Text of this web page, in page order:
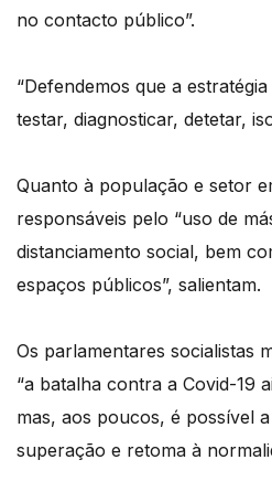
no contacto público”.
“Defendemos que a
testar, diagnosticar, detetar,
Quanto à população e setor
responsáveis pelo “uso de
distanciamento social, bem
espaços públicos”, salientam.
Os parlamentares socialistas
“a batalha contra a Covid-19
mas, aos poucos, é possível a
superação e retoma à